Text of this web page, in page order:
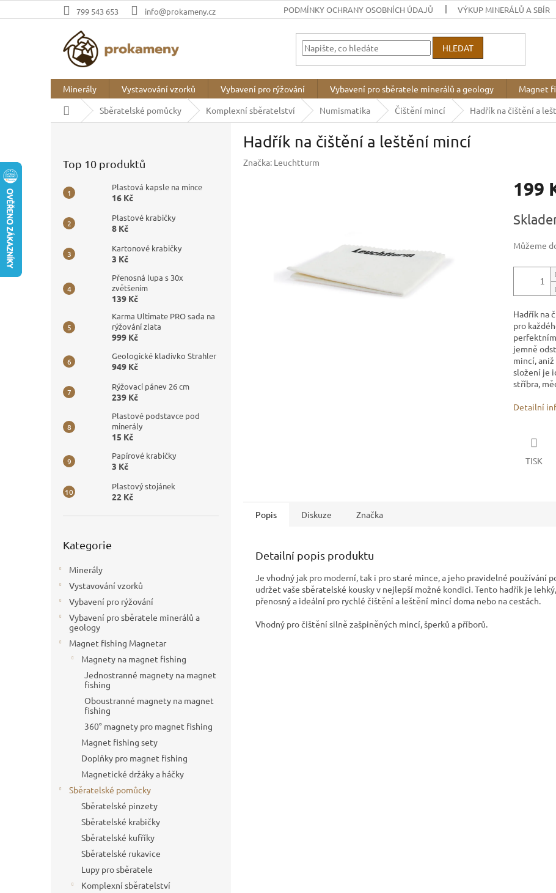
na
799 543 653 info@prokameny.cz PODMÍNKY OCHRANY OSOBNÍCH ÚDAJŮ VÝKUP MINERÁLŮ A SBÍREK
HLEDAT
Minerály Vystavování vzorků Vybavení pro rýžování Vybavení pro sběratele minerálů a geology Magnet
Domů Sběratelské pomůcky Komplexní sběratelství Numismatika Čištění mincí Hadřík na čištění a
Top 10 produktů
Plastová kapsle na mince
16 Kč
Plastové krabičky
8 Kč
Kartonové krabičky
3 Kč
Přenosná lupa s 30x
zvětšením
139 Kč
Karma Ultimate PRO sada na
rýžování zlata
999 Kč
Geologické kladívko Strahler
949 Kč
Rýžovací pánev 26 cm
239 Kč
Plastové podstavce pod
minerály
15 Kč
Papírové krabičky
3 Kč
Plastový stojánek
22 Kč
kategorie
Kategorie
Minerály
Vystavování vzorků
Vybavení pro rýžování
Vybavení pro sběratele minerálů a
geology
Magnet fishing Magnetar
Magnety na magnet fishing
Jednostranné magnety na magnet
fishing
Oboustranné magnety na magnet
fishing
360° magnety pro magnet fishing
Magnet fishing sety
Doplňky pro magnet fishing
Magnetické držáky a háčky
Sběratelské pomůcky
Sběratelské pinzety
Sběratelské krabičky
Sběratelské kufříky
Sběratelské rukavice
Lupy pro sběratele
Komplexní sběratelství
Hadřík na čištění a leštění mincí
Značka: Leuchtturm
199
cena:
Můžeme
Hadřík na
pro
jemně
mincí,
složení je
stříbra,
Detailní
TISK
Popis Diskuze Značka
Detailní popis produktu
Je vhodný jak pro moderní, tak i pro staré mince, a jeho pravidelné používání
udržet vaše sběratelské kousky v nejlepší možné kondici. Tento hadřík je
přenosný a ideální pro rychlé čištění a leštění mincí doma nebo na cestách.
Vhodný pro čištění silně zašpiněných mincí, šperků a příborů.